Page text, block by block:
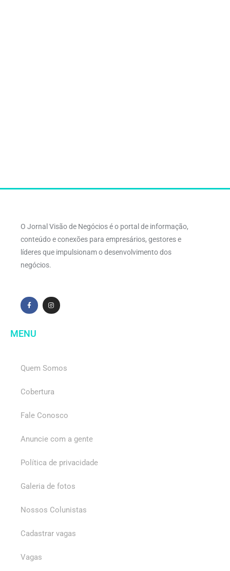
O Jornal Visão de Negócios é o portal de informação,
conteúdo e conexões para empresários, gestores e
líderes que impulsionam o desenvolvimento dos
negócios.
MENU
Quem Somos
Cobertura
Fale Conosco
Anuncie com a gente
Política de privacidade
Galeria de fotos
Nossos Colunistas
Cadastrar vagas
Vagas